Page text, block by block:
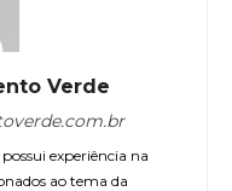
Verde
experiência na
ao tema da